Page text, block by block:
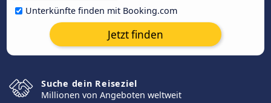
Unterkünfte finden mit Booking.com
Jetzt finden
Suche dein Reiseziel
Millionen von Angeboten weltweit